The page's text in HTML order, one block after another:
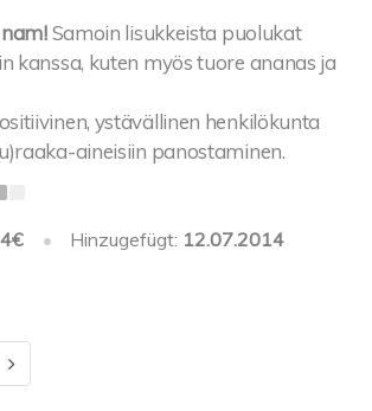
Samoin lisukkeista puolukat
kanssa, kuten myös tuore ananas ja
ystävällinen henkilökunta
aineisiin panostaminen.
4€ • Hinzugefügt: 12.07.2014